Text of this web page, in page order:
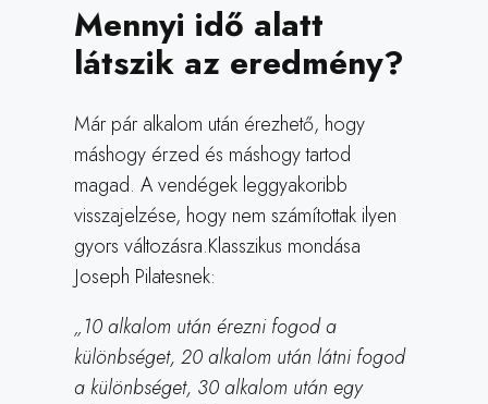
Mennyi idő alatt
látszik az eredmény?
Már pár alkalom után érezhető, hogy
máshogy érzed és máshogy tartod
magad. A vendégek leggyakoribb
visszajelzése, hogy nem számítottak ilyen
gyors változásra.Klasszikus mondása
Joseph Pilatesnek:
„10 alkalom után érezni fogod a
különbséget, 20 alkalom után látni fogod
a különbséget, 30 alkalom után egy